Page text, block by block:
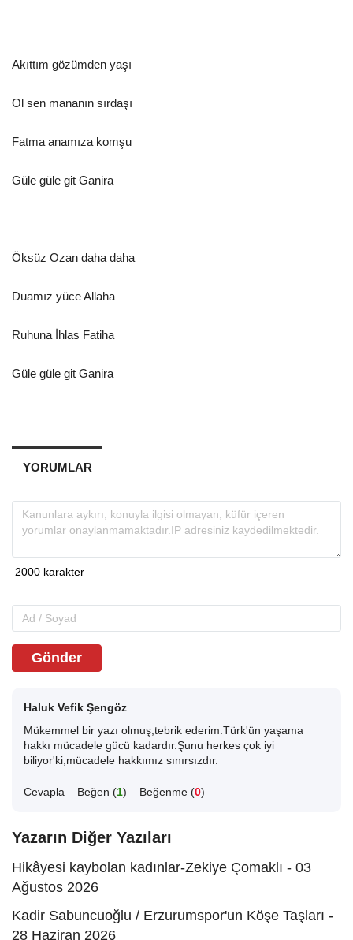
Akıttım gözümden yaşı
Ol sen mananın sırdaşı
Fatma anamıza komşu
Güle güle git Ganira
Öksüz Ozan daha daha
Duamız yüce Allaha
Ruhuna İhlas Fatiha
Güle güle git Ganira
YORUMLAR
Gönder
Haluk Vefik Şengöz
Mükemmel bir yazı olmuş,tebrik ederim.Türk'ün yaşama
hakkı mücadele gücü kadardır.Şunu herkes çok iyi
biliyor'ki,mücadele hakkımız sınırsızdır.
Cevapla Beğen (1) Beğenme (0)
Yazarın Diğer Yazıları
Hikâyesi kaybolan kadınlar-Zekiye Çomaklı - 03
Ağustos 2026
Kadir Sabuncuoğlu / Erzurumspor'un Köşe Taşları -
28 Haziran 2026